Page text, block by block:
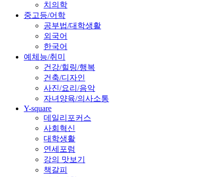
치의학
중고등/어학
공부법/대학생활
외국어
한국어
예체능/취미
건강/힐링/행복
건축/디자인
사진/요리/음악
자녀양육/의사소통
Y-square
데일리포커스
사회혁신
대학생활
연세포럼
강의 맛보기
책갈피